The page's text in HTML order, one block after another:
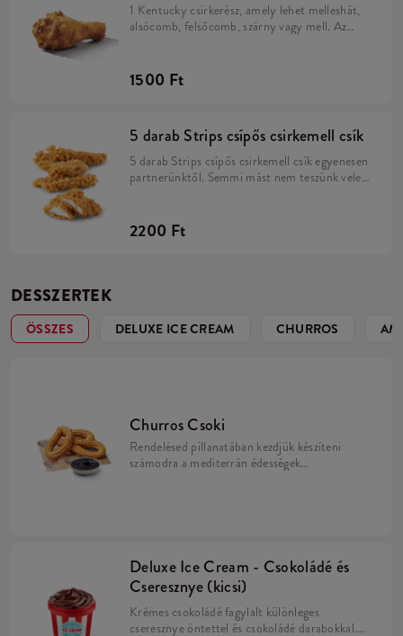
1 Kentucky csirkerész, amely lehet melleshát,
alsócomb, felsőcomb, szárny vagy mell. Az
mindig szaftos és omlós lehessen.
1500 Ft
5 darab Strips csípős csirkemell csík
5 darab Strips csípős csirkemell csík egyenesen
partnerünktől. Semmi mást nem teszünk vele,
2200 Ft
DESSZERTEK
ÖSSZES DELUXE ICE CREAM CHURROS
Churros Csoki
Rendelésed pillanatában kezdjük készíteni
számodra a mediterrán édességek
Deluxe Ice Cream - Csokoládé és
Cseresznye (kicsi)
Krémes csokoládé fagylalt különleges
cseresznye öntettel és csokoládé darabokkal.